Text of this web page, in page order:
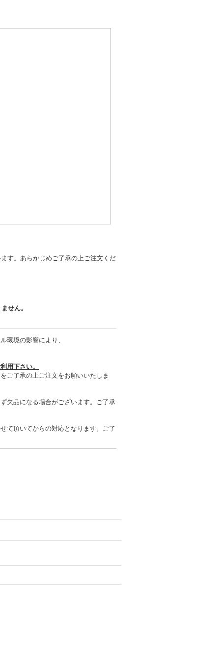
す。あらかじめご了承の上ご注文くだ
せん。
環境の影響により、
用下さい。
ご了承の上ご注文をお願いいたしま
欠品になる場合がございます。ご了承
て頂いてからの対応となります。ご了